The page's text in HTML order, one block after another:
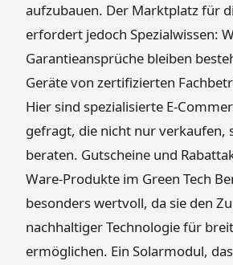
aufzubauen. Der Marktplatz für
erfordert jedoch Spezialwissen:
Garantieansprüche bleiben
Geräte von zertifizierten
Hier sind spezialisierte E-
gefragt, die nicht nur verkaufen,
beraten. Gutscheine und
Ware-Produkte im Green Tech
besonders wertvoll, da sie den
nachhaltiger Technologie für
ermöglichen. Ein Solarmodul,